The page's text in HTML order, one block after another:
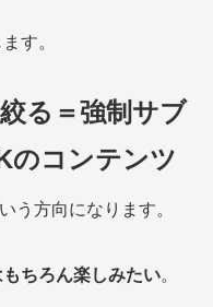
す。
る＝強制サブ
のコンテンツ
う方向になります。
ちろん楽しみたい。